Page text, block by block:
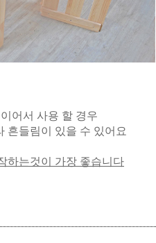
어서 사용 할 경우
흔들림이 있을 수 있어요
하는것이 가장 좋습니다